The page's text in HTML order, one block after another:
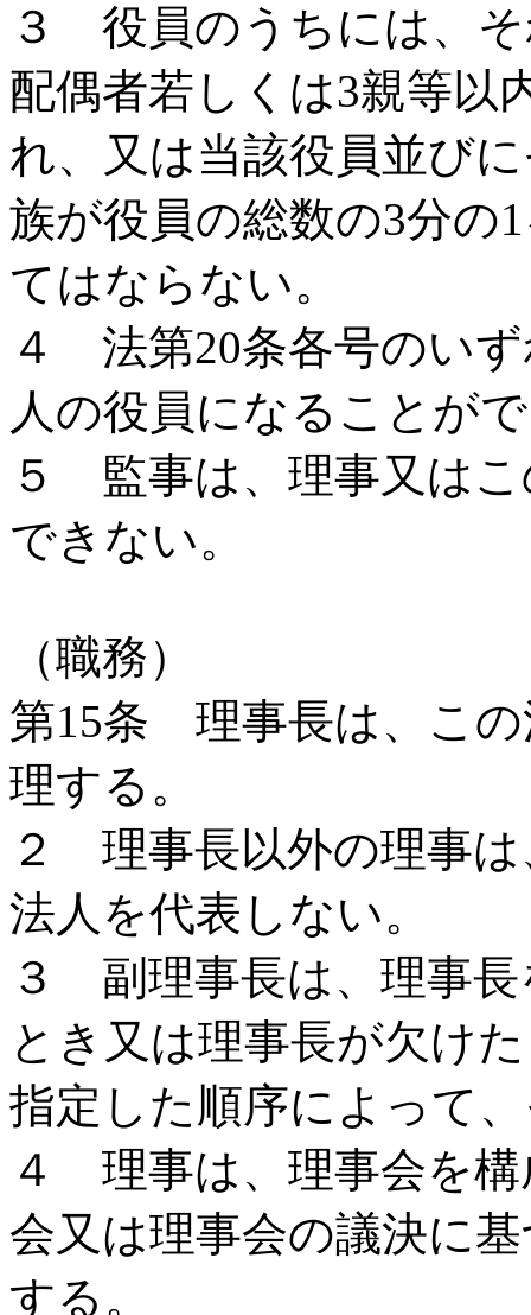
３ 役員のうちには、
配偶者若しくは3親等以
れ、又は当該役員並び
族が役員の総数の3分の
てはならない。
４ 法第20条各号のい
人の役員になることが
５ 監事は、理事又は
できない。
（職務）
第15条 理事長は、この
理する。
２ 理事長以外の理事
法人を代表しない。
３ 副理事長は、理事長
とき又は理事長が欠け
指定した順序によって
４ 理事は、理事会を構
会又は理事会の議決に
する。